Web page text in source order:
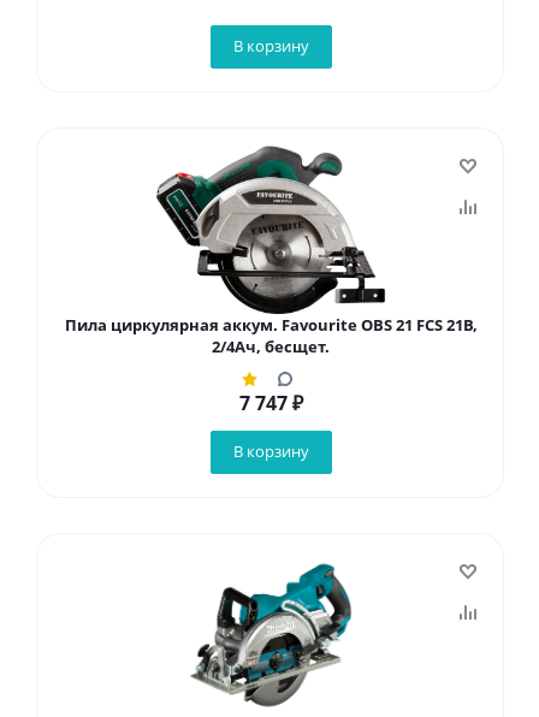
В корзину
Пила циркулярная аккум. Favourite OBS 21 FCS 21В,
2/4Ач, бесщет.
7 747₽
В корзину